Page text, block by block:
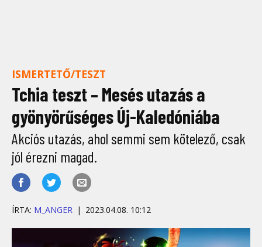
ISMERTETŐ/TESZT
Tchia teszt – Mesés utazás a
gyönyörűséges Új-Kaledóniába
Akciós utazás, ahol semmi sem kötelező, csak
jól érezni magad.
ÍRTA: M_ANGER 2023.04.08. 10:12